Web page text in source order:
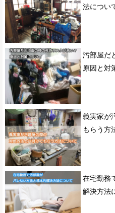
法につい
汚部屋だ
原因と対
義実家が
もらう方
在宅勤務
解決方法